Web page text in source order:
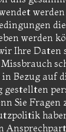
werden
Ihre Daten
in Bezug auf
gestellten
Sie Fragen